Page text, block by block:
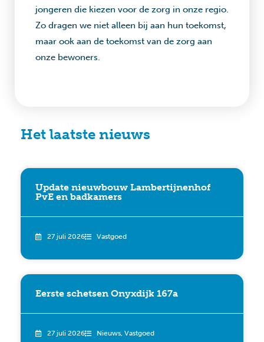
jongeren die kiezen voor de zorg in onze regio.
Zo dragen we niet alleen bij aan hun toekomst,
maar ook aan de toekomst van de zorg aan
onze bewoners.
Het laatste nieuws
Update nieuwbouw Lambertijnenhof
PvE en badkamers
27 juli 2026 Vastgoed
Eerste schetsen Onyxdijk 167a
27 juli 2026 Nieuws, Vastgoed